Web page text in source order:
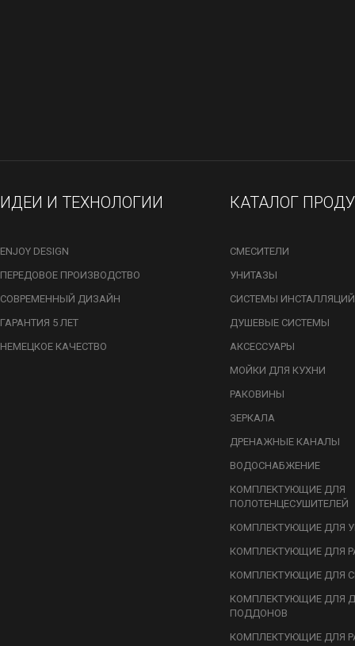
ИДЕИ И ТЕХНОЛОГИИ
ENJOY DESIGN
ПЕРЕДОВОЕ ПРОИЗВОДСТВО
СОВРЕМЕННЫЙ ДИЗАЙН
ГАРАНТИЯ 5 ЛЕТ
НЕМЕЦКОЕ КАЧЕСТВО
КАТАЛОГ
СМЕСИТЕЛИ
УНИТАЗЫ
СИСТЕМЫ ИНСТАЛЛЯЦИЙ
ДУШЕВЫЕ СИСТЕМЫ
АКСЕССУАРЫ
МОЙКИ ДЛЯ КУХНИ
РАКОВИНЫ
ЗЕРКАЛА
ДРЕНАЖНЫЕ КАНАЛЫ
ВОДОСНАБЖЕНИЕ
КОМПЛЕКТУЮЩИЕ ДЛЯ
ПОЛОТЕНЦЕСУШИТЕЛЕЙ
КОМПЛЕКТУЮЩИЕ ДЛЯ
КОМПЛЕКТУЮЩИЕ ДЛЯ
КОМПЛЕКТУЮЩИЕ ДЛЯ
КОМПЛЕКТУЮЩИЕ ДЛЯ
ПОДДОНОВ
КОМПЛЕКТУЮЩИЕ ДЛЯ